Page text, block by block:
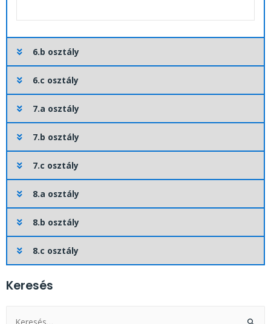
6.b osztály
6.c osztály
7.a osztály
7.b osztály
7.c osztály
8.a osztály
8.b osztály
8.c osztály
Keresés